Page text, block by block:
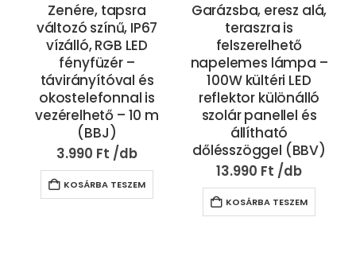
Zenére, tapsra
változó színű, IP67
vízálló, RGB LED
fényfüzér –
távirányítóval és
okostelefonnal is
vezérelhető – 10 m
(BBJ)
3.990 Ft
KOSÁRBA TESZEM
Garázsba, eresz alá,
teraszra is
felszerelhető
napelemes lámpa –
100W kültéri LED
reflektor különálló
szolár panellel és
állítható
dőlésszöggel (BBV)
13.990 Ft
KOSÁRBA TESZEM